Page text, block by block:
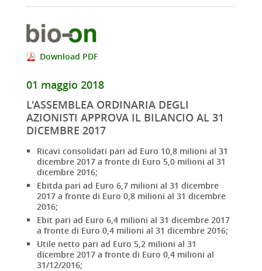
Download PDF
01 maggio 2018
L'ASSEMBLEA ORDINARIA DEGLI
AZIONISTI APPROVA IL BILANCIO AL 31
DICEMBRE 2017
Ricavi consolidati pari ad Euro 10,8 milioni al 31
dicembre 2017 a fronte di Euro 5,0 milioni al 31
dicembre 2016;
Ebitda pari ad Euro 6,7 milioni al 31 dicembre
2017 a fronte di Euro 0,8 milioni al 31 dicembre
2016;
Ebit pari ad Euro 6,4 milioni al 31 dicembre 2017
a fronte di Euro 0,4 milioni al 31 dicembre 2016;
Utile netto pari ad Euro 5,2 milioni al 31
dicembre 2017 a fronte di Euro 0,4 milioni al
31/12/2016;